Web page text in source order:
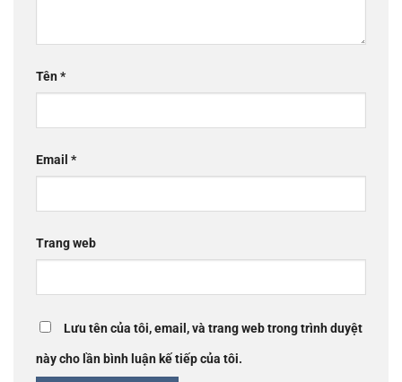
Tên*
Email *
Trang web
Lưu tên của tôi, email, và trang web trong trình duyệt
này cho lần bình luận kế tiếp của tôi.